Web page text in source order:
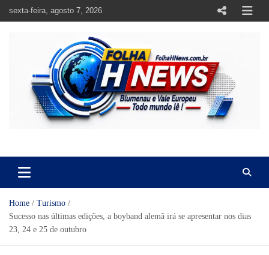
sexta-feira, agosto 7, 2026
Home
Turismo
Sucesso nas últimas edições, a boyband alemã irá se apresentar nos dias
23, 24 e 25 de outubro